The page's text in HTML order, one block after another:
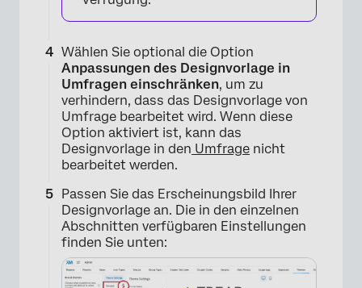
Wählen Sie optional die Option
Anpassungen des Designvorlage in
Umfragen einschränken, um zu
verhindern, dass das Designvorlage von
Umfrage bearbeitet wird. Wenn diese
Option aktiviert ist, kann das
Designvorlage in den Umfrage nicht
bearbeitet werden.
Passen Sie das Erscheinungsbild Ihrer
Designvorlage an. Die in den einzelnen
Abschnitten verfügbaren Einstellungen
finden Sie unten: